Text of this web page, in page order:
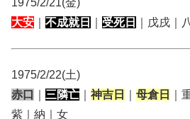
大安
不成就日 受死日 ｜戊戌｜
1975/2/22(土)
赤口
三隣亡 神吉日 母倉日 ｜
紫｜納｜女